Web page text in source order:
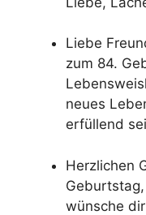
Liebe
zum 84.
neues
erfüllend
Herzlichen
wünsche